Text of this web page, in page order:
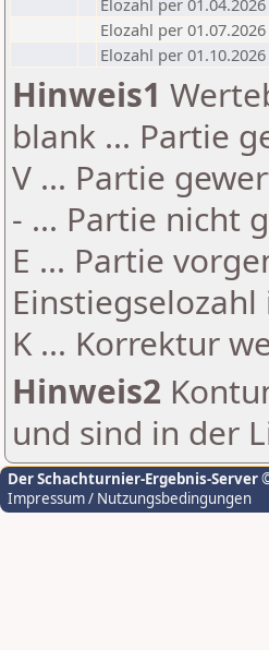
Elozahl per 01.04.2026
Elozahl per 01.07.2026
Elozahl per 01.10.2026
Hinweis1
blank ... Partie
V ... Partie
- ... Partie nicht
E ... Partie
K ... Korrektur
Hinweis2
und sind in der
Der Schachturnier-Ergebnis-Server
Impressum / Nutzungsbedingungen